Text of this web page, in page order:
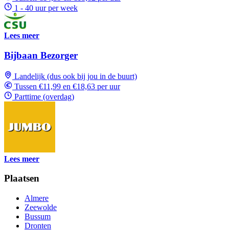
1 - 40 uur per week
Lees meer
Bijbaan Bezorger
Landelijk (dus ook bij jou in de buurt)
Tussen €11,99 en €18,63 per uur
Parttime (overdag)
Lees meer
Plaatsen
Almere
Zeewolde
Bussum
Dronten